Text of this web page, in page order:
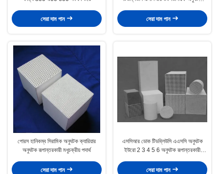
সেরা দাম পান
সেরা দাম পান
পোরস হানিকম্ব সিরামিক অনুঘটক ক্যারিয়ার
অনুঘটক রূপান্তরকারী মধুচক্রীয় পদার্থ
সেরা দাম পান
এসসিআর ডোক টিডব্লিউসি এএসসি অনুঘটক
ইউরো 2 3 4 5 6 অনুঘটক রূপান্তরকারী
সেরা দাম পান